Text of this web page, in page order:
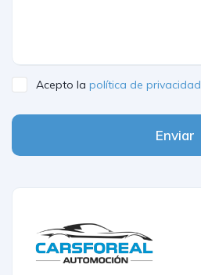
Acepto la política de privacidad
Enviar